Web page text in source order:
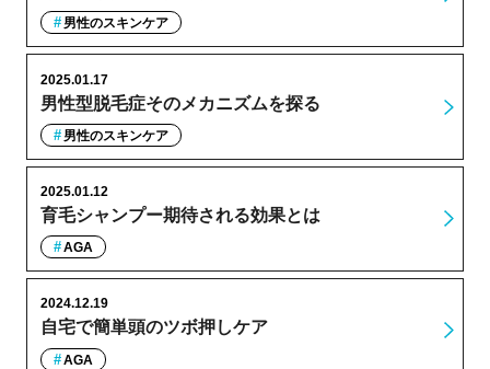
男性のスキンケア
男性型脱毛症そのメカニズムを探る
2025.01.17
男性のスキンケア
育毛シャンプー期待される効果とは
2025.01.12
AGA
自宅で簡単頭のツボ押しケア
2024.12.19
AGA